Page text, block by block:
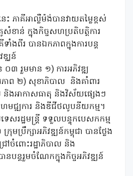
ះ ភាគីអាល្លឺម៉ង់បានវាយតម្លៃខ្ពស់
សំខាន់ ក្នុងកិច្ចសហប្រតិបត្តិការ
ាំងពីរ បានឯកភាពក្នុងការបន្ត
ឌ្ឈន៍
៣ រួមមាន ១) ការអភិវឌ្ឍ
ាព ២) សុខាភិបាល និងគាំពារ
ងអាកាសធាតុ និងវិស័យផ្សេងៗ
ហមជ្ឍការ និងឌីជីថលូបនីយកម្ម។
េសរដ្ឋមន្ត្រី ទទួលបន្ទុកបេសកកម្ម
ប្រឹក្សាអភិវឌ្ឍន៍កម្ពុជា បានថ្លែង
ពោះរដ្ឋាភិបាល និង
នបន្តរួមចំណែកក្នុងកិច្ចអភិវឌ្ឍន៍